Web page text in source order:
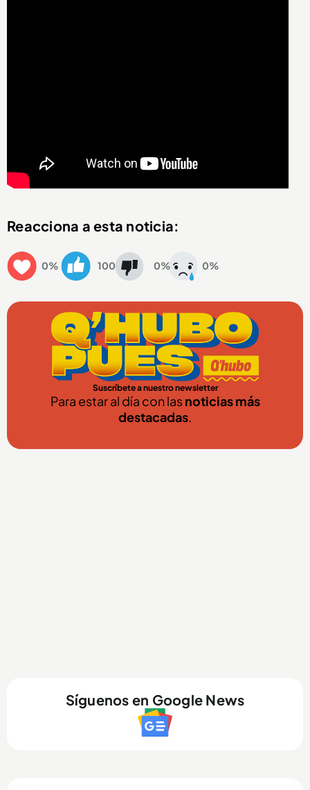
Reacciona a esta noticia:
0% 100 0% 0%
Suscríbete a nuestro newsletter
Para estar al día con lasnoticias más
destacadas
Síguenos en Google News